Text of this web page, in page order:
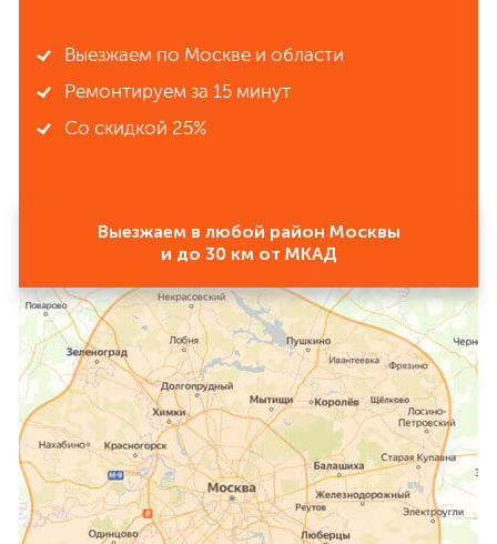
Выезжаем по Москве и области
Ремонтируем за 15 минут
Со скидкой 25%
Выезжаем в любой район Москвы
и до 30 км от МКАД